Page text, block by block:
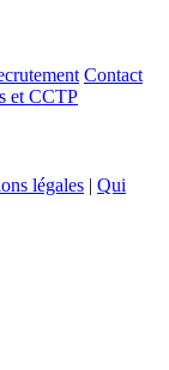
Contact
et CCTP
légales | Qui